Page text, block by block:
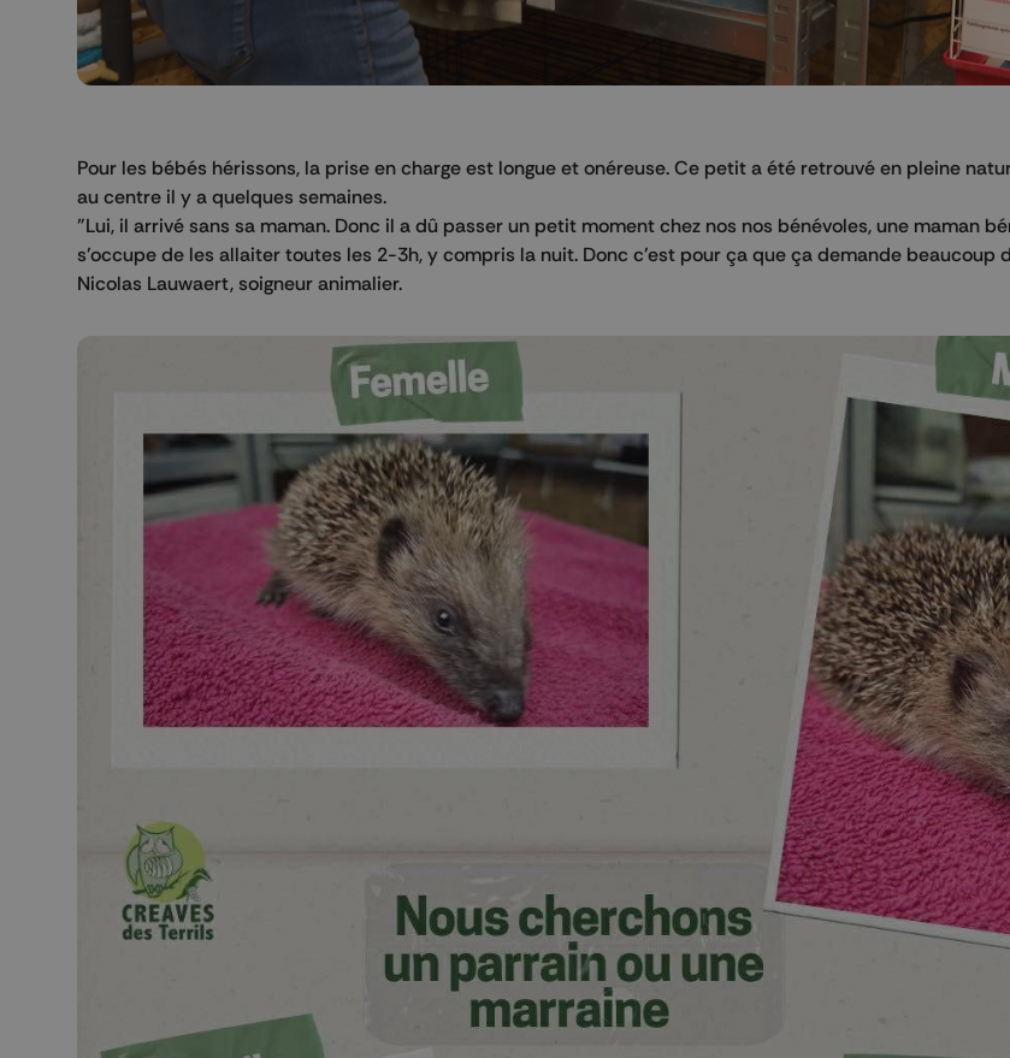
Pour les bébés hérissons, la prise en charge est longue et onéreuse. Ce petit a été retrouvé en pleine
au centre il y a quelques semaines.
"Lui, il arrivé sans sa maman. Donc il a dû passer un petit moment chez nos nos bénévoles, une maman
s'occupe de les allaiter toutes les 2-3h, y compris la nuit. Donc c'est pour ça que ça demande beaucoup
Nicolas Lauwaert, soigneur animalier.